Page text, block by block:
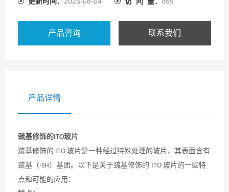
产品咨询 联系我们
产品详情
巯基修饰的ITO玻片
巯基修饰的 ITO 玻片是一种经过特殊处理的玻片，其表面含有
巯基（-SH）基团。以下是关于巯基修饰的 ITO 玻片的一些特
点和可能的应用：